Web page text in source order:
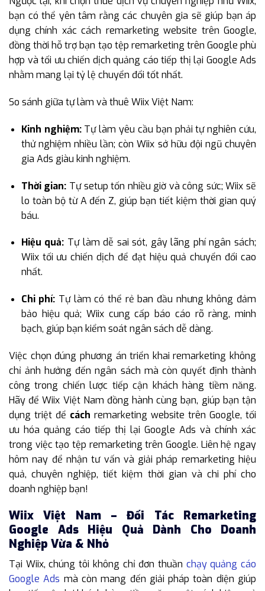
bạn có thể yên tâm rằng các chuyên gia sẽ giúp bạn áp
dụng chính xác cách remarketing website trên Google,
đồng thời hỗ trợ bạn tạo tệp remarketing trên Google phù
hợp và tối ưu chiến dịch quảng cáo tiếp thị lại Google Ads
nhằm mang lại tỷ lệ chuyển đổi tốt nhất.
So sánh giữa tự làm và thuê Wiix Việt Nam:
Kinh nghiệm:Tự làm yêu cầu bạn phải tự nghiên cứu,
thử nghiệm nhiều lần; còn Wiix sở hữu đội ngũ chuyên
gia Ads giàu kinh nghiệm.
Thời gian: Tự setup tốn nhiều giờ và công sức; Wiix sẽ
lo toàn bộ từ A đến Z, giúp bạn tiết kiệm thời gian quý
báu.
Hiệu quả: Tự làm dễ sai sót, gây lãng phí ngân sách;
Wiix tối ưu chiến dịch để đạt hiệu quả chuyển đổi cao
nhất.
Chi phí: Tự làm có thể rẻ ban đầu nhưng không đảm
bảo hiệu quả; Wiix cung cấp báo cáo rõ ràng, minh
bạch, giúp bạn kiểm soát ngân sách dễ dàng.
Việc chọn đúng phương án triển khai remarketing không
chỉ ảnh hưởng đến ngân sách mà còn quyết định thành
công trong chiến lược tiếp cận khách hàng tiềm năng.
Hãy để Wiix Việt Nam đồng hành cùng bạn, giúp bạn tận
dụng triệt để cách remarketing website trên Google, tối
ưu hóa quảng cáo tiếp thị lại Google Ads và chính xác
trong việc tạo tệp remarketing trên Google. Liên hệ ngay
hôm nay để nhận tư vấn và giải pháp remarketing hiệu
quả, chuyên nghiệp, tiết kiệm thời gian và chi phí cho
doanh nghiệp bạn!
Wiix Việt Nam – Đối Tác Remarketing
Google Ads Hiệu Quả Dành Cho Doanh
Nghiệp Vừa & Nhỏ
Tại Wiix, chúng tôi không chỉ đơn thuần chạy quảng cáo
Google Ads mà còn mang đến giải pháp toàn diện giúp